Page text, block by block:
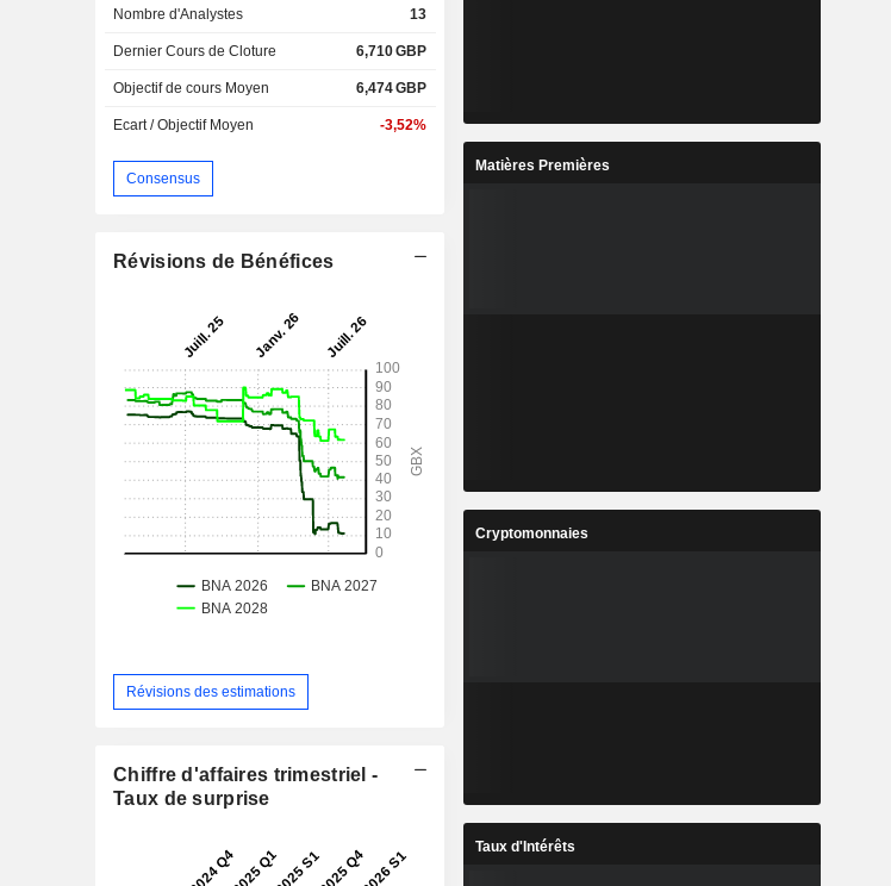
Nombre d'Analystes 13
Dernier Cours de Cloture 6,710GBP
Objectif de cours Moyen 6,474GBP
Ecart / Objectif Moyen -3,52%
Consensus
Révisions de Bénéfices
Révisions des estimations
Chiffre d'affaires trimestriel -
Taux de surprise
Matières Premières
Cryptomonnaies
Taux d'Intérêts